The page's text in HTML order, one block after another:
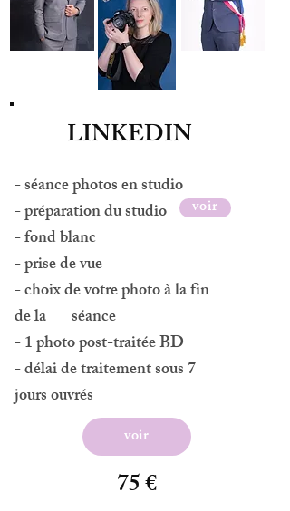
LINKEDIN
- séance photos en studio
- préparation du studio
- fond blanc
- prise de vue
- choix de votre photo à la fin
de la séance
- 1 photo post-traitée BD
- délai de traitement sous 7
jours ouvrés
voir
voir
75 €